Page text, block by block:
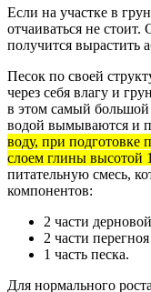
Если на участке в
отчаиваться не
получится вырастить
Песок по своей
через себя влагу и
в этом самый большой
водой вымываются и
воду, при подготовке
слоем глины высотой
питательную смесь,
компонентов:
2 части
2 части
1 часть песка.
Для нормального